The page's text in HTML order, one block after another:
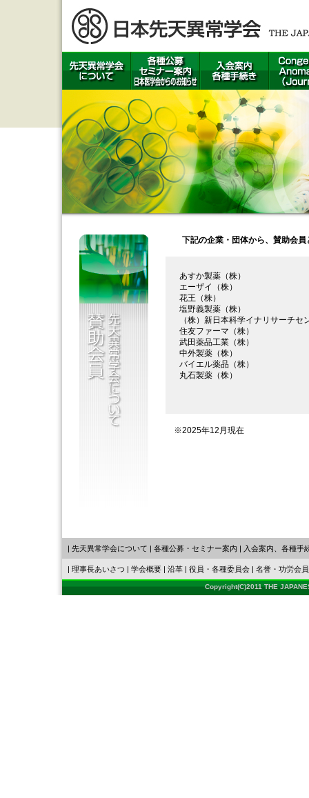
下記の企業・団体から、賛助会
あすか製薬（株）
エーザイ（株）
花王（株）
塩野義製薬（株）
（株）新日本科学イナリサーチセ
住友ファーマ（株）
武田薬品工業（株）
中外製薬（株）
バイエル薬品（株）
丸石製薬（株）
※2025年12月現在
| 先天異常学会について | 各種公募 ・ セミナー案内 | 入会案内、各種手
| 理事長あいさつ | 学会概要 | 沿革 | 役員・各種委員会 | 名誉・功労会員
Copyright(C)2011 THE